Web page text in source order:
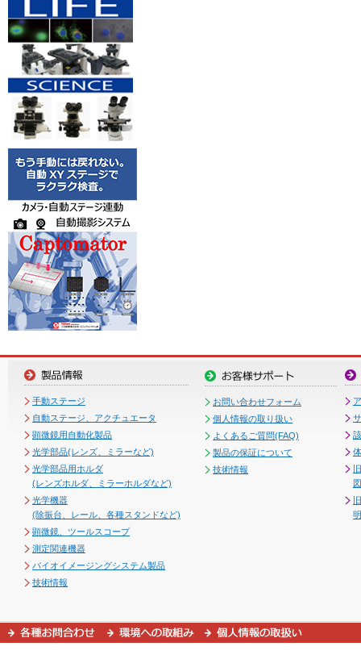
手動ステージ
自動ステージ、アクチュエータ
顕微鏡用自動化製品
光学部品(レンズ、ミラーなど)
光学部品用ホルダ
(レンズホルダ、ミラーホルダなど)
光学機器
(除振台、レール、各種スタンドなど)
顕微鏡、ツールスコープ
測定関連機器
バイオイメージングシステム製品
技術情報
お問い合わせフォーム
個人情報の取り扱い
よくあるご質問(FAQ)
製品の保証について
技術情報